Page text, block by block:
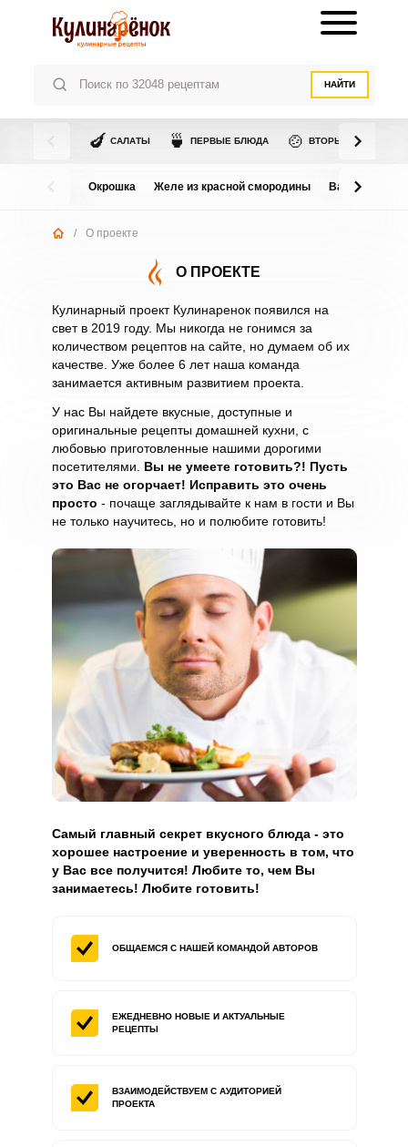
НАЙТИ
🍆 САЛАТЫ 🍵 ПЕРВЫЕ БЛЮДА 🍲 ВТОРЫЕ БЛЮДА
Окрошка Желе из красной смородины Варенье из
/ О проекте
О ПРОЕКТЕ
Кулинарный проект Кулинаренок появился на
свет в 2019 году. Мы никогда не гонимся за
количеством рецептов на сайте, но думаем об их
качестве. Уже более 6 лет наша команда
занимается активным развитием проекта.
У нас Вы найдете вкусные, доступные и
оригинальные рецепты домашней кухни, с
любовью приготовленные нашими дорогими
посетителями. Вы не умеете готовить?! Пусть
это Вас не огорчает! Исправить это очень
просто - почаще заглядывайте к нам в гости и Вы
не только научитесь, но и полюбите готовить!
Самый главный секрет вкусного блюда - это
хорошее настроение и уверенность в том, что
у Вас все получится! Любите то, чем Вы
занимаетесь! Любите готовить!
ОБЩАЕМСЯ С НАШЕЙ КОМАНДОЙ АВТОРОВ
ЕЖЕДНЕВНО НОВЫЕ И АКТУАЛЬНЫЕ
РЕЦЕПТЫ
ВЗАИМОДЕЙСТВУЕМ С АУДИТОРИЕЙ
ПРОЕКТА